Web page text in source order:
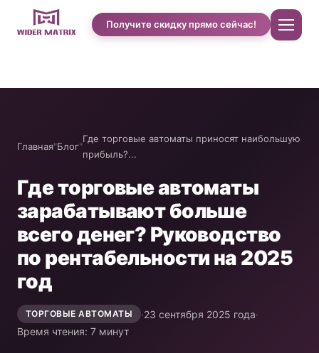
Главная
Магазин
Case studies of Cotton Candy
Автомат по продаже чехлов для телефонов
Машина для приготовления протеиновых
коктейлей
Получите скидку прямо сейчас!
Главная"Блог"
Где торговые автоматы приносят наибольшую
прибыль?...
Где торговые автоматы
зарабатывают больше
всего денег? Руководство
по рентабельности на 2025
год
ТОРГОВЫЕ АВТОМАТЫ ·23 сентября 2025 года·
Время чтения: 7 минут